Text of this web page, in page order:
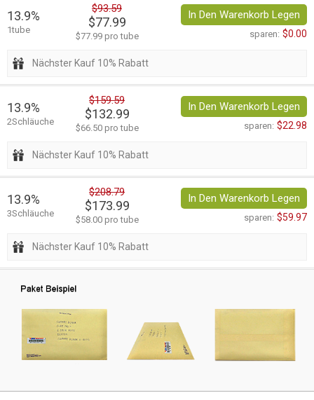
13.9%
1tube
$93.59
$77.99
$77.99 pro tube
In Den Warenkorb Legen
sparen: $0.00
Nächster Kauf 10% Rabatt
13.9%
2Schläuche
$159.59
$132.99
$66.50 pro tube
In Den Warenkorb Legen
sparen: $22.98
Nächster Kauf 10% Rabatt
13.9%
3Schläuche
$208.79
$173.99
$58.00 pro tube
In Den Warenkorb Legen
sparen: $59.97
Nächster Kauf 10% Rabatt